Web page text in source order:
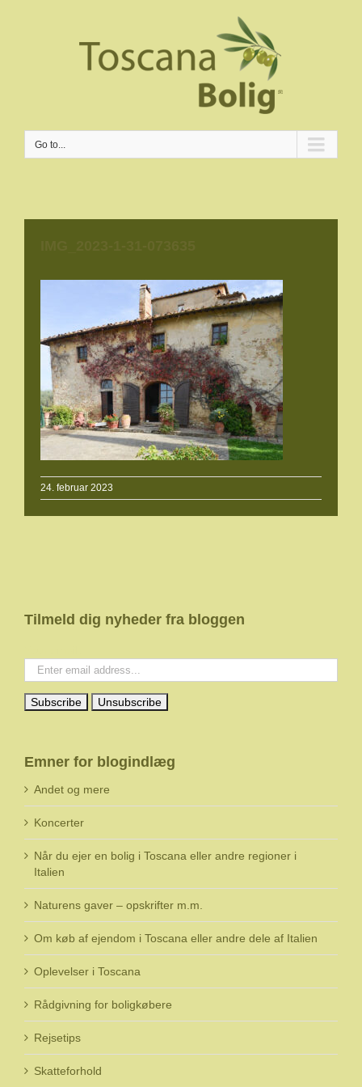
Go to...
24. februar 2023
Tilmeld dig nyheder fra bloggen
Emner for blogindlæg
Andet og mere
Koncerter
Når du ejer en bolig i Toscana eller andre regioner i
Italien
Naturens gaver – opskrifter m.m.
Om køb af ejendom i Toscana eller andre dele af Italien
Oplevelser i Toscana
Rådgivning for boligkøbere
Rejsetips
Skatteforhold